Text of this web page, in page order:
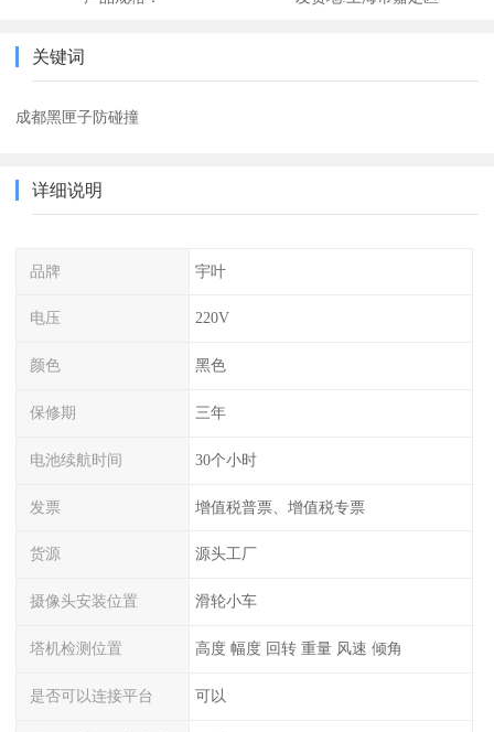
关键词
成都黑匣子防碰撞
详细说明
品牌 宇叶
电压 220V
颜色 黑色
保修期 三年
电池续航时间 30个小时
发票 增值税普票、增值税专票
货源 源头工厂
摄像头安装位置 滑轮小车
塔机检测位置 高度 幅度 回转 重量 风速 倾角
是否可以连接平台 可以